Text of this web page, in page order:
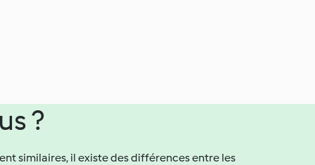
?
similaires, il existe des différences entre les